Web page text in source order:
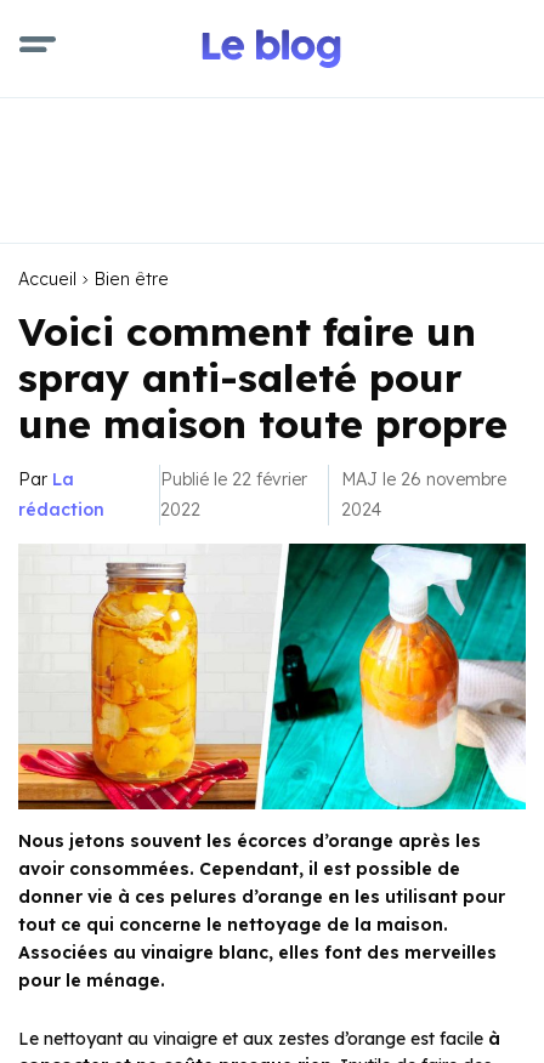
Accueil Bien être
Voici comment faire un
spray anti-saleté pour
une maison toute propre
Par La
rédaction
Publié le 22 février
2022
MAJ le 26 novembre
2024
Nous jetons souvent les écorces d’orange après les
avoir consommées. Cependant, il est possible de
donner vie à ces pelures d’orange en les utilisant pour
tout ce qui concerne le nettoyage de la maison.
Associées au vinaigre blanc, elles font des merveilles
pour le ménage.
Le nettoyant au vinaigre et aux zestes d’orange est facile à